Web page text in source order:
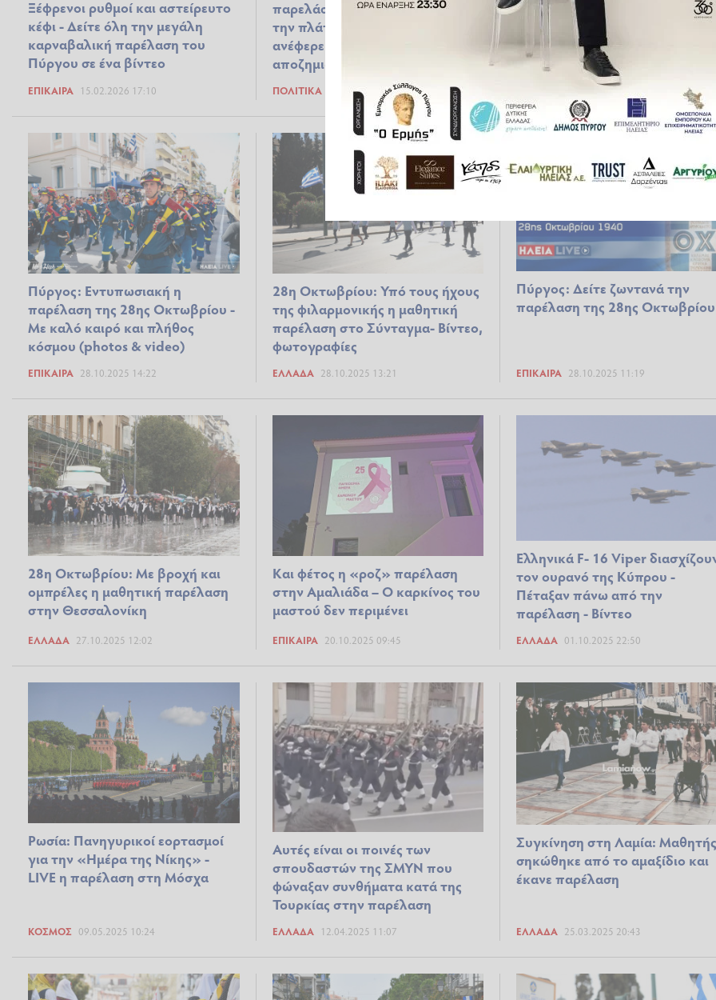
Ξέφρενοι ρυθμοί και αστείρευτο
κέφι - Δείτε όλη την μεγάλη
καρναβαλική παρέλαση του
Πύργου σε ένα βίντεο
ΕΠΊΚΑΙΡΑ 15.02.2026 17:10
παρελάσεις: Οι πολίτες γύρισαν
την πλάτη στην τοξικότητα - Τι
ανέφερε για ΟΠΕΚΕΠΕ και
αποζημιώσεις
ΠΟΛΙΤΙΚΆ 29.10.2025 14:04
περήφανος που παρέλασα και
εγώ», είπε ο τυφλός
σημαιοφόρος που συγκίνησε
την Ελλάδα
29.10.2025 11:35
Πύργος: Εντυπωσιακή η
παρέλαση της 28ης Οκτωβρίου -
Με καλό καιρό και πλήθος
κόσμου (photos & video)
ΕΠΊΚΑΙΡΑ 28.10.2025 14:22
28η Οκτωβρίου: Υπό τους ήχους
της φιλαρμονικής η μαθητική
παρέλαση στο Σύνταγμα- Βίντεο,
φωτογραφίες
ΕΛΛΆΔΑ 28.10.2025 13:21
Πύργος: Δείτε ζωντανά την
παρέλαση της 28ης Οκτωβρίου
ΕΠΊΚΑΙΡΑ 28.10.2025 11:19
28η Οκτωβρίου: Με βροχή και
ομπρέλες η μαθητική παρέλαση
στην Θεσσαλονίκη
ΕΛΛΆΔΑ 27.10.2025 12:02
Και φέτος η «ροζ» παρέλαση
στην Αμαλιάδα – Ο καρκίνος του
μαστού δεν περιμένει
ΕΠΊΚΑΙΡΑ 20.10.2025 09:45
Ελληνικά F- 16 Viper
τον ουρανό της Κύπρου -
Πέταξαν πάνω από την
παρέλαση - Βίντεο
ΕΛΛΆΔΑ 01.10.2025 22:50
Ρωσία: Πανηγυρικοί εορτασμοί
για την «Ημέρα της Νίκης» -
LIVE η παρέλαση στη Μόσχα
ΚΌΣΜΟΣ 09.05.2025 10:24
Αυτές είναι οι ποινές των
σπουδαστών της ΣΜΥΝ που
φώναξαν συνθήματα κατά της
Τουρκίας στην παρέλαση
ΕΛΛΆΔΑ 12.04.2025 11:07
Συγκίνηση στη Λαμία:
σηκώθηκε από το αμαξίδιο και
έκανε παρέλαση
ΕΛΛΆΔΑ 25.03.2025 20:43